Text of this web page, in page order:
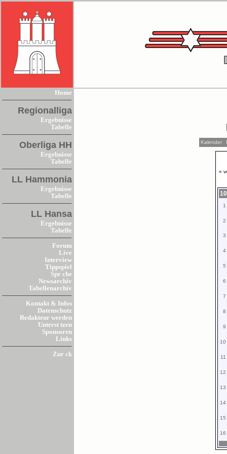
Home
Regionalliga
Ergebnisse
Tabelle
Oberliga HH
Ergebnisse
Tabelle
LL Hammonia
Ergebnisse
Tabelle
LL Hansa
Ergebnisse
Tabelle
Forum
Live
Interview
Tippspiel
Spr che
Newsarchiv
Tabellenarchiv
Kontakt & Infos
Datenschutz
Redakteur werden
Unterst tzen
Sponsoren
Links
Zur ck
Kalender
«
1
2
3
4
5
6
7
8
9
10
11
12
13
14
15
16